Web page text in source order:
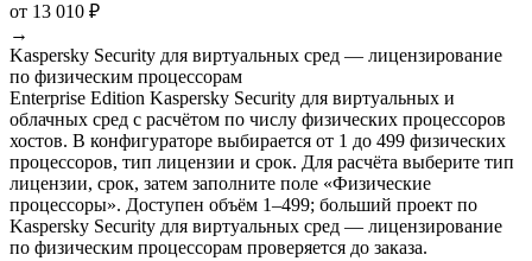
от 13 010 ₽
→
Kaspersky Security для виртуальных сред — лицензирование
по физическим процессорам
Enterprise Edition Kaspersky Security для виртуальных и
облачных сред с расчётом по числу физических процессоров
хостов. В конфигураторе выбирается от 1 до 499 физических
процессоров, тип лицензии и срок. Для расчёта выберите тип
лицензии, срок, затем заполните поле «Физические
процессоры». Доступен объём 1–499; больший проект по
Kaspersky Security для виртуальных сред — лицензирование
по физическим процессорам проверяется до заказа.